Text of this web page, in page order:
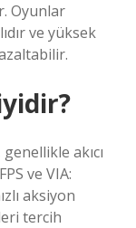
Oyunlar
ve yüksek
akıcı
ve VIA:
aksiyon
tercih